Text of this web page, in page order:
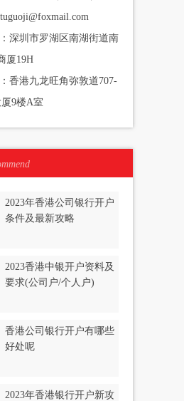
深圳市罗湖区南湖街道南
厦19H
香港九龙旺角弥敦道707-
9楼A室
2023年香港公司银行开户
条件及最新攻略
2023香港中银开户资料及
要求(公司户/个人户)
香港公司银行开户有哪些
好处呢
2023年香港银行开户新攻